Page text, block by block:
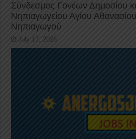
Σύνδεσμος Γονέων Δημοσίου
Νηπιαγωγείου Αγίου
Νηπιαγωγού
July 17, 2026